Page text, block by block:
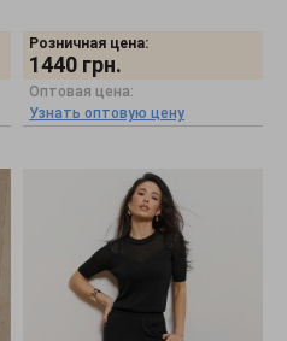
Розничная цена:
1440 грн.
Оптовая цена:
Узнать оптовую цену